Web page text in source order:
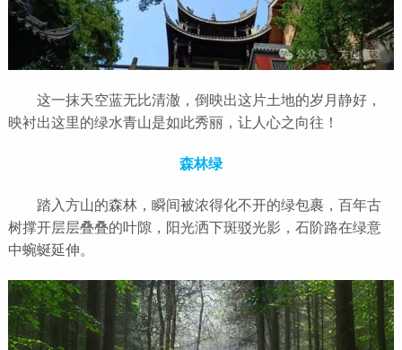
这一抹天空蓝无比清澈，倒映出这片土地的岁月静好，
映衬出这里的绿水青山是如此秀丽，让人心之向往！
森林绿
踏入方山的森林，瞬间被浓得化不开的绿包裹，百年古
树撑开层层叠叠的叶隙，阳光洒下斑驳光影，石阶路在绿意
中蜿蜒延伸。